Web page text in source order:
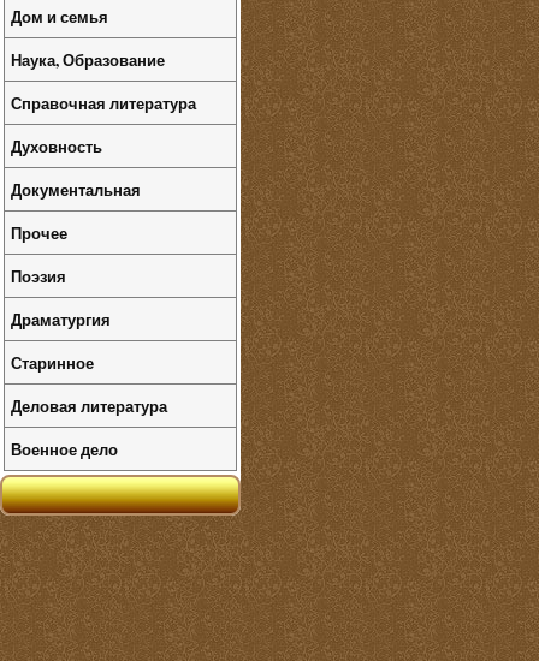
Дом и семья
Наука, Образование
Справочная литература
Духовность
Документальная
Прочее
Поэзия
Драматургия
Старинное
Деловая литература
Военное дело